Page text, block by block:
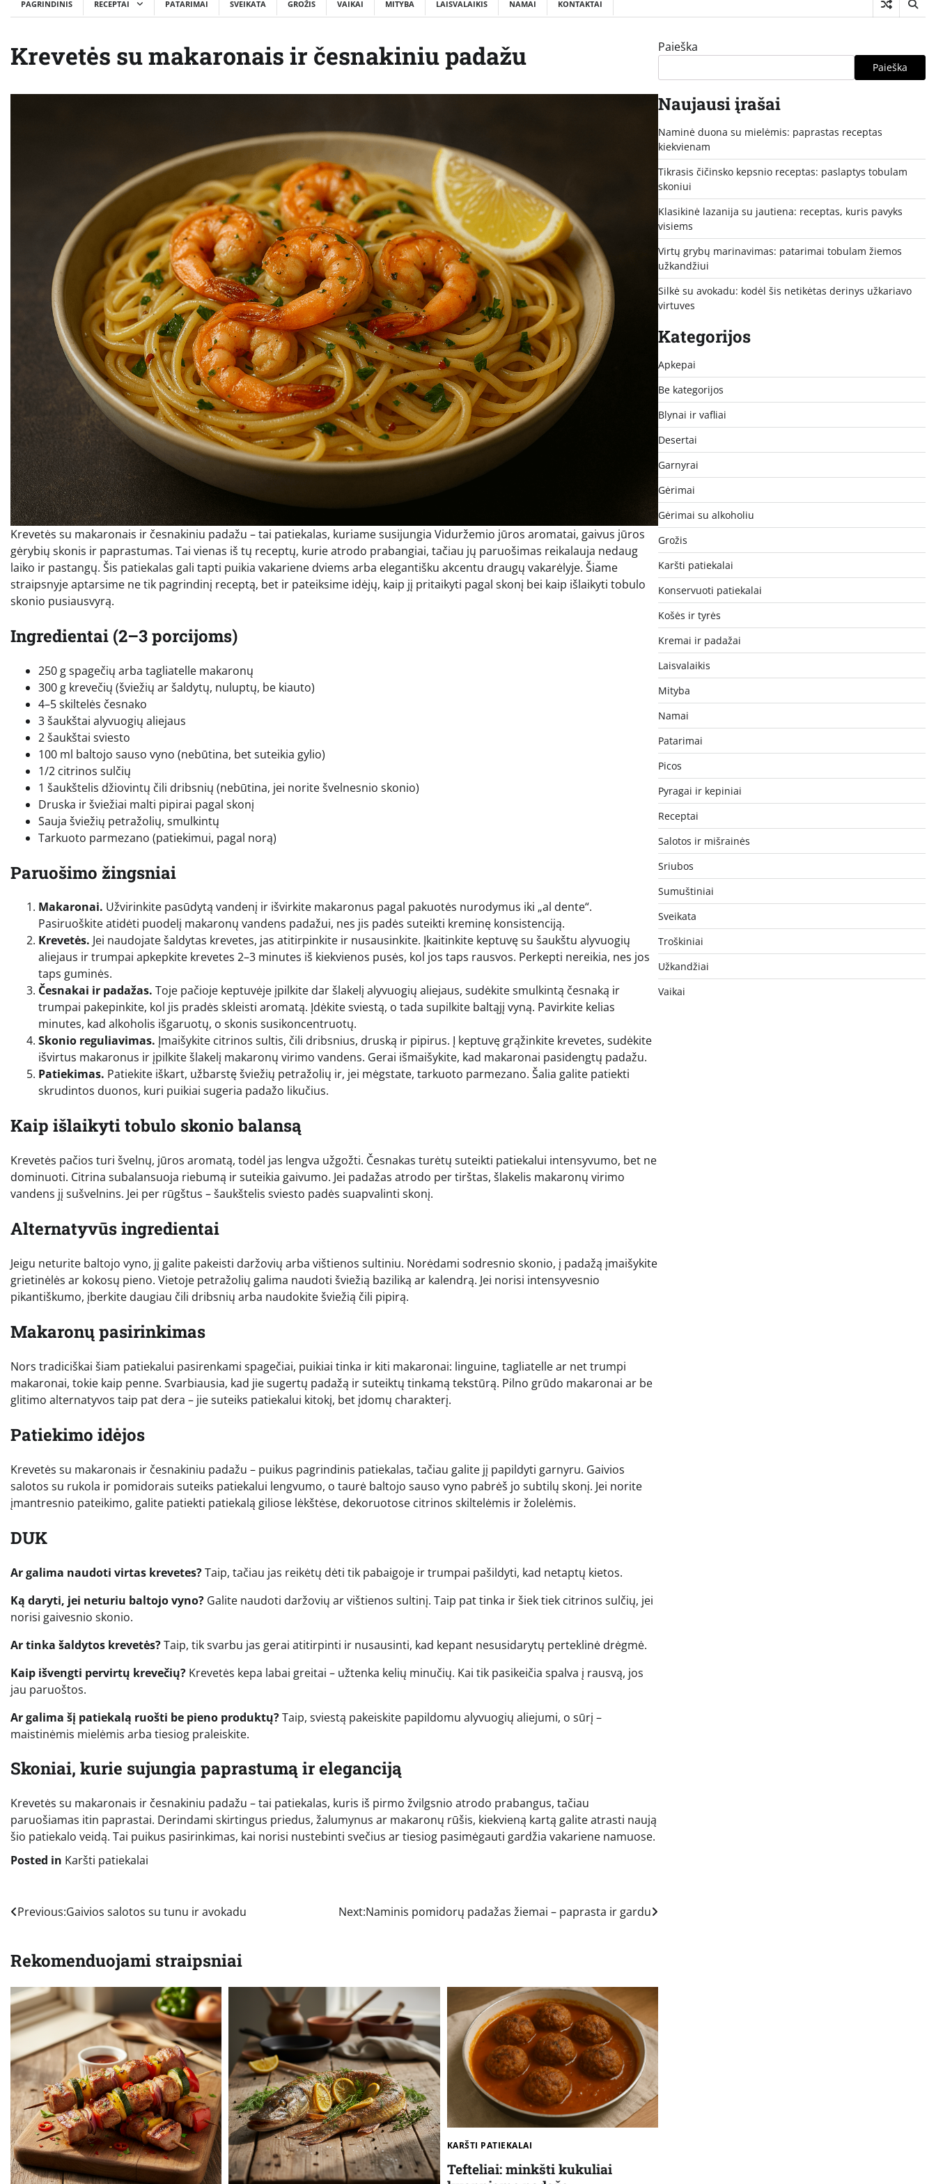
PAGRINDINIS RECEPTAI PATARIMAI SVEIKATA GROŽIS VAIKAI MITYBA LAISVALAIKIS NAMAI KONTAKTAI
Krevetės su makaronais ir česnakiniu padažu
Krevetės su makaronais ir česnakiniu padažu – tai patiekalas, kuriame susijungia Viduržemio jūros aromatai, gaivus jūros
gėrybių skonis ir paprastumas. Tai vienas iš tų receptų, kurie atrodo prabangiai, tačiau jų paruošimas reikalauja nedaug
laiko ir pastangų. Šis patiekalas gali tapti puikia vakariene dviems arba elegantišku akcentu draugų vakarėlyje. Šiame
straipsnyje aptarsime ne tik pagrindinį receptą, bet ir pateiksime idėjų, kaip jį pritaikyti pagal skonį bei kaip išlaikyti tobulo
skonio pusiausvyrą.
Ingredientai (2–3 porcijoms)
250 g spagečių arba tagliatelle makaronų
300 g krevečių (šviežių ar šaldytų, nuluptų, be kiauto)
4–5 skiltelės česnako
3 šaukštai alyvuogių aliejaus
2 šaukštai sviesto
100 ml baltojo sauso vyno (nebūtina, bet suteikia gylio)
1/2 citrinos sulčių
1 šaukštelis džiovintų čili dribsnių (nebūtina, jei norite švelnesnio skonio)
Druska ir šviežiai malti pipirai pagal skonį
Sauja šviežių petražolių, smulkintų
Tarkuoto parmezano (patiekimui, pagal norą)
Paruošimo žingsniai
Makaronai. Užvirinkite pasūdytą vandenį ir išvirkite makaronus pagal pakuotės nurodymus iki „al dente“.
Pasiruoškite atidėti puodelį makaronų vandens padažui, nes jis padės suteikti kreminę konsistenciją.
Krevetės. Jei naudojate šaldytas krevetes, jas atitirpinkite ir nusausinkite. Įkaitinkite keptuvę su šaukštu alyvuogių
aliejaus ir trumpai apkepkite krevetes 2–3 minutes iš kiekvienos pusės, kol jos taps rausvos. Perkepti nereikia, nes jos
taps guminės.
Česnakai ir padažas. Toje pačioje keptuvėje įpilkite dar šlakelį alyvuogių aliejaus, sudėkite smulkintą česnaką ir
trumpai pakepinkite, kol jis pradės skleisti aromatą. Įdėkite sviestą, o tada supilkite baltąjį vyną. Pavirkite kelias
minutes, kad alkoholis išgaruotų, o skonis susikoncentruotų.
Skonio reguliavimas. Įmaišykite citrinos sultis, čili dribsnius, druską ir pipirus. Į keptuvę grąžinkite krevetes, sudėkite
išvirtus makaronus ir įpilkite šlakelį makaronų virimo vandens. Gerai išmaišykite, kad makaronai pasidengtų padažu.
Patiekimas. Patiekite iškart, užbarstę šviežių petražolių ir, jei mėgstate, tarkuoto parmezano. Šalia galite patiekti
skrudintos duonos, kuri puikiai sugeria padažo likučius.
Kaip išlaikyti tobulo skonio balansą
Krevetės pačios turi švelnų, jūros aromatą, todėl jas lengva užgožti. Česnakas turėtų suteikti patiekalui intensyvumo, bet ne
dominuoti. Citrina subalansuoja riebumą ir suteikia gaivumo. Jei padažas atrodo per tirštas, šlakelis makaronų virimo
vandens jį sušvelnins. Jei per rūgštus – šaukštelis sviesto padės suapvalinti skonį.
Alternatyvūs ingredientai
Jeigu neturite baltojo vyno, jį galite pakeisti daržovių arba vištienos sultiniu. Norėdami sodresnio skonio, į padažą įmaišykite
grietinėlės ar kokosų pieno. Vietoje petražolių galima naudoti šviežią baziliką ar kalendrą. Jei norisi intensyvesnio
pikantiškumo, įberkite daugiau čili dribsnių arba naudokite šviežią čili pipirą.
Makaronų pasirinkimas
Nors tradiciškai šiam patiekalui pasirenkami spagečiai, puikiai tinka ir kiti makaronai: linguine, tagliatelle ar net trumpi
makaronai, tokie kaip penne. Svarbiausia, kad jie sugertų padažą ir suteiktų tinkamą tekstūrą. Pilno grūdo makaronai ar be
glitimo alternatyvos taip pat dera – jie suteiks patiekalui kitokį, bet įdomų charakterį.
Patiekimo idėjos
Krevetės su makaronais ir česnakiniu padažu – puikus pagrindinis patiekalas, tačiau galite jį papildyti garnyru. Gaivios
salotos su rukola ir pomidorais suteiks patiekalui lengvumo, o taurė baltojo sauso vyno pabrėš jo subtilų skonį. Jei norite
įmantresnio pateikimo, galite patiekti patiekalą giliose lėkštėse, dekoruotose citrinos skiltelėmis ir žolelėmis.
DUK
Ar galima naudoti virtas krevetes?Taip, tačiau jas reikėtų dėti tik pabaigoje ir trumpai pašildyti, kad netaptų kietos.
Ką daryti, jei neturiu baltojo vyno? Galite naudoti daržovių ar vištienos sultinį. Taip pat tinka ir šiek tiek citrinos sulčių, jei
norisi gaivesnio skonio.
Ar tinka šaldytos krevetės?Taip, tik svarbu jas gerai atitirpinti ir nusausinti, kad kepant nesusidarytų perteklinė drėgmė.
Kaip išvengti pervirtų krevečių? Krevetės kepa labai greitai – užtenka kelių minučių. Kai tik pasikeičia spalva į rausvą, jos
jau paruoštos.
Ar galima šį patiekalą ruošti be pieno produktų?Taip, sviestą pakeiskite papildomu alyvuogių aliejumi, o sūrį –
maistinėmis mielėmis arba tiesiog praleiskite.
Skoniai, kurie sujungia paprastumą ir eleganciją
Krevetės su makaronais ir česnakiniu padažu – tai patiekalas, kuris iš pirmo žvilgsnio atrodo prabangus, tačiau
paruošiamas itin paprastai. Derindami skirtingus priedus, žalumynus ar makaronų rūšis, kiekvieną kartą galite atrasti naują
šio patiekalo veidą. Tai puikus pasirinkimas, kai norisi nustebinti svečius ar tiesiog pasimėgauti gardžia vakariene namuose.
Posted in Karšti patiekalai
Navigacija
įrašų
Previous:Gaivios salotos su tunu ir avokadu Next:Naminis pomidorų padažas žiemai – paprasta ir gardu
Rekomenduojami straipsniai
KARŠTI PATIEKALAI
Tefteliai: minkšti kukuliai
Paieška
Paieška
Naujausi įrašai
Naminė duona su mielėmis: paprastas receptas
kiekvienam
Tikrasis čičinsko kepsnio receptas: paslaptys tobulam
skoniui
Klasikinė lazanija su jautiena: receptas, kuris pavyks
visiems
Virtų grybų marinavimas: patarimai tobulam žiemos
užkandžiui
Silkė su avokadu: kodėl šis netikėtas derinys užkariavo
virtuves
Kategorijos
Apkepai
Be kategorijos
Blynai ir vafliai
Desertai
Garnyrai
Gėrimai
Gėrimai su alkoholiu
Grožis
Karšti patiekalai
Konservuoti patiekalai
Košės ir tyrės
Kremai ir padažai
Laisvalaikis
Mityba
Namai
Patarimai
Picos
Pyragai ir kepiniai
Receptai
Salotos ir mišrainės
Sriubos
Sumuštiniai
Sveikata
Troškiniai
Užkandžiai
Vaikai